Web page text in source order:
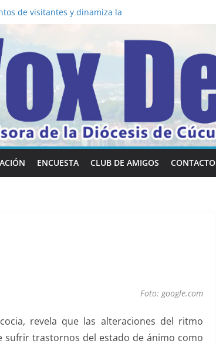
“Superancianos”
de visitantes y dinamiza la
importancia de hablarlo en
Película Toy Story 5 y el
su identidad
comunicación visual
ENCUESTA CLUB DE AMIGOS CONTACTO
Foto: google.com
revela que las alteraciones del ritmo
sufrir trastornos del estado de ánimo como